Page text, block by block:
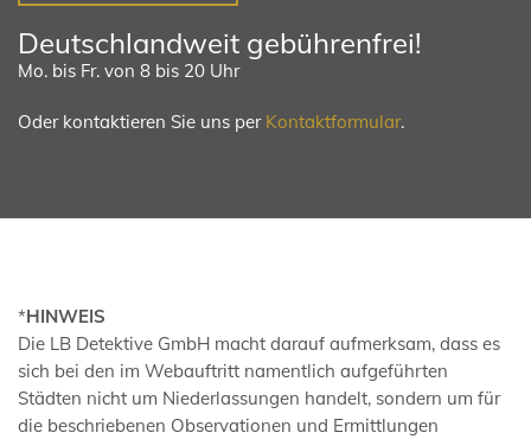
Deutschlandweit gebührenfrei!
Mo. bis Fr. von 8 bis 20 Uhr
Oder kontaktieren Sie uns per Kontaktformular.
*HINWEIS
Die LB Detektive GmbH macht darauf aufmerksam, dass es
sich bei den im Webauftritt namentlich aufgeführten
Städten nicht um Niederlassungen handelt, sondern um für
die beschriebenen Observationen und Ermittlungen